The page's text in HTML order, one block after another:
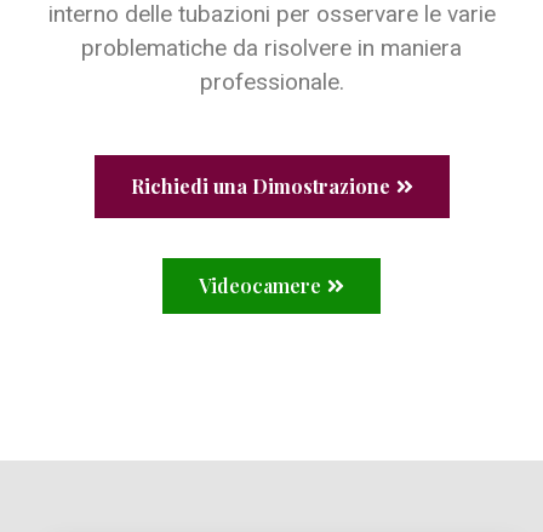
interno delle tubazioni per osservare le varie
problematiche da risolvere in maniera
professionale.
Richiedi una Dimostrazione
Videocamere